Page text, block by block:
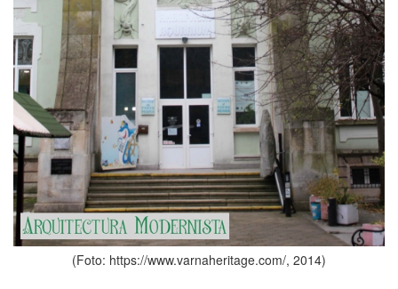
Tipologia
Zoològic